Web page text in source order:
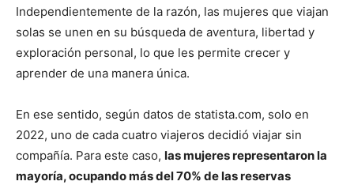
Independientemente de la razón, las mujeres que viajan
solas se unen en su búsqueda de aventura, libertad y
exploración personal, lo que les permite crecer y
aprender de una manera única.
En ese sentido, según datos de statista.com, solo en
2022, uno de cada cuatro viajeros decidió viajar sin
compañía. Para este caso, las mujeres representaron la
mayoría, ocupando más del 70% de las reservas